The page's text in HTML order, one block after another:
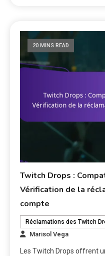
20 MINS READ
Twitch Drops :
Vérification de la
compte
Réclamations des Twitch
Marisol Vega
Les Twitch Drops offrent